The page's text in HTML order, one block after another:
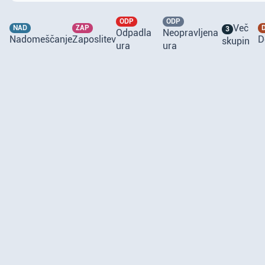
NAD
Nadomeščanje
ZAP
Zaposlitev
ODP
Odpadla
ura
ODP
Neopravljena
ura
3 Več
skupin